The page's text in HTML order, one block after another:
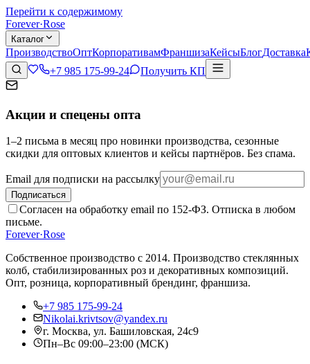
Перейти к содержимому
Forever·Rose
Каталог
ПроизводствоОптКорпоративамФраншизаКейсыБлогДоставка
+7 985 175-99-24
Получить КП
Акции и спецены опта
1–2 письма в месяц про новинки производства, сезонные
скидки для оптовых клиентов и кейсы партнёров. Без спама.
Email для подписки на рассылку
Подписаться
Согласен на обработку email по 152-ФЗ. Отписка в любом
письме.
Forever·Rose
Собственное производство с 2014. Производство стеклянных
колб, стабилизированных роз и декоративных композиций.
Опт, розница, корпоративный брендинг, франшиза.
+7 985 175-99-24
Nikolai.krivtsov@yandex.ru
г. Москва, ул. Башиловская, 24с9
Пн–Вс 09:00–23:00 (МСК)